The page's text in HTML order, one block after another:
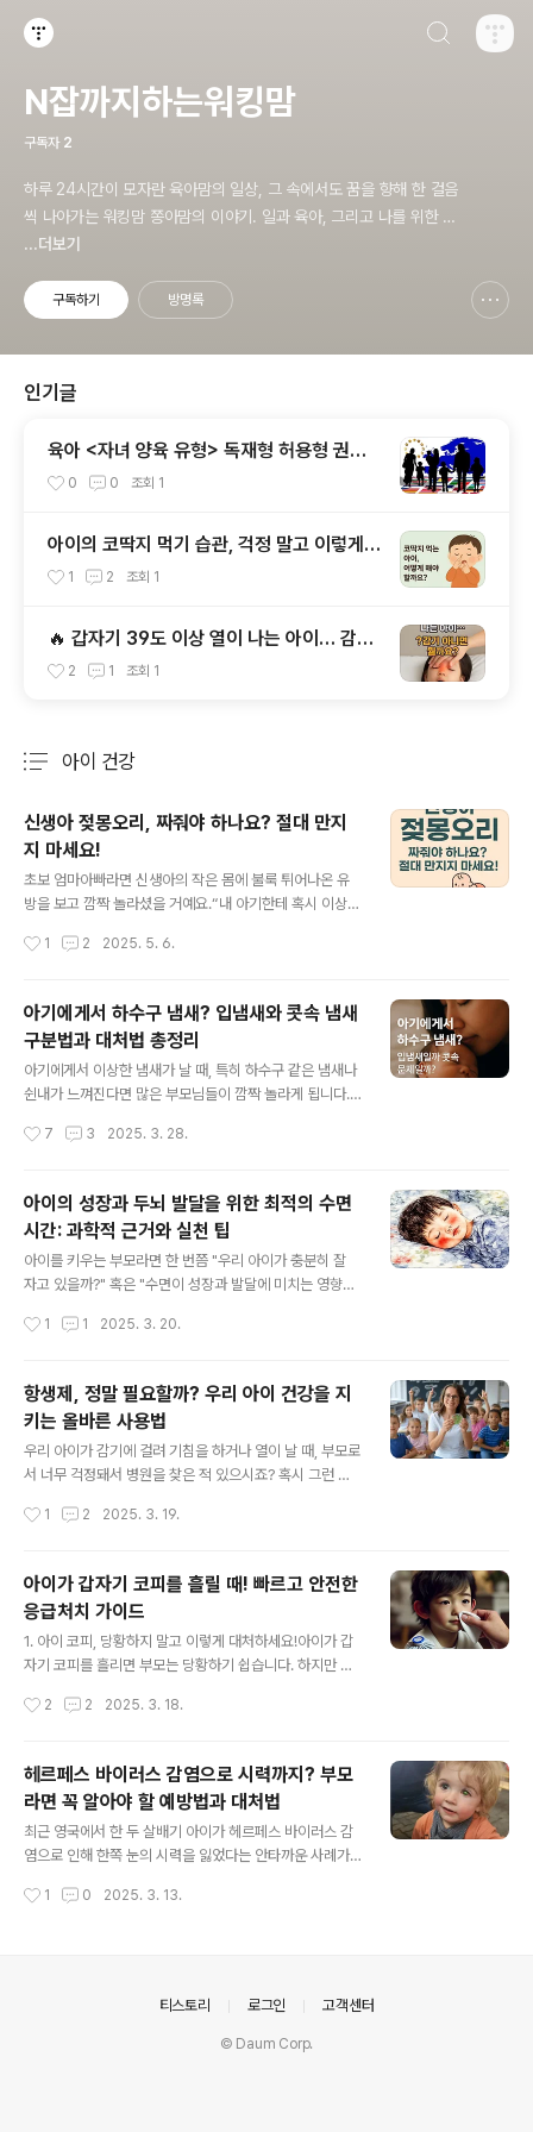
N잡까지하는워킹맘
구독자 2
하루 24시간이 모자란 육아맘의 일상, 그 속에서도 꿈을 향해 한 걸음
씩 나아가는 워킹맘 쫑아맘의 이야기. 일과 육아, 그리고 나를 위한 도
전까지—진짜 삶을 기록하는 공간입니다.
...더보기
구독하기 방명록
인기글
육아 <자녀 양육 유형> 독재형 허용형 권위
형 방임형 결론
0 0 조회 1
아이의 코딱지 먹기 습관, 걱정 말고 이렇게
대처하세요!
1 2 조회 1
🔥 갑자기 39도 이상 열이 나는 아이… 감기
아니면 뭘까요?
2 1 조회 1
아이 건강
신생아 젖몽오리, 짜줘야 하나요? 절대 만지
지 마세요!
초보 엄마아빠라면 신생아의 작은 몸에 불룩 튀어나온 유
방을 보고 깜짝 놀라셨을 거예요.“내 아기한테 혹시 이상이
지?”오늘은 많은 부모님들이 궁금해하는 ‘신생아 젖몽오리
오리는 정상인가요?결론부터 말하자면, 정상입니다.대부
분의 신생아에게 생후 1~2주 사이에 나타날 수 있는 일시
적인 생리 현상이에요.엄마 뱃속에 있을 때 **산모의 여성
호르몬(에스트로겐)**이 태반을 통해 아기에게 전달되는
데,출산 후 갑자기 호르몬 공급이 끊기면서 아기의 몸이 이
다.때로는 유두에서 하얀 분비물(초유처럼 보이는 액체)이
1 2 2025. 5. 6.
아기에게서 하수구 냄새? 입냄새와 콧속 냄새
구분법과 대처법 총정리
아기에게서 이상한 냄새가 날 때, 특히 하수구 같은 냄새나
쉰내가 느껴진다면 많은 부모님들이 깜짝 놀라게 됩니다.
갈릴 수 있어요. 이 글에서는 80일~100일 전후의 아기에
새별 원인과 상황별 대처법을 친절하고 체계적으로 정리해
드릴게요.▶ 아기 입냄새가 나는 경우: 원인과 확인법1. 젖
병 우유 찌꺼기와 백태수유 후 입 안에 남은 우유 잔여물이
혀나 잇몸에 남아 세균과 반응하면서 냄새를 유발할 수 있
어요. 특히 혀에 희끗한 백태가 두껍게 끼어 있다면 구취의
나, 비염으로 코가 막혀 입으로 호흡하는 경우 구강이 건조
7 3 2025. 3. 28.
아이의 성장과 두뇌 발달을 위한 최적의 수면
시간: 과학적 근거와 실천 팁
아이를 키우는 부모라면 한 번쯤 "우리 아이가 충분히 잘
자고 있을까?" 혹은 "수면이 성장과 발달에 미치는 영향은
은 단순한 휴식이 아니라 아이의 성장과 두뇌 발달에 중요
수면 시간, 그리고 수면의 질을 높이는 방법에 대해 과학적
으로 접근해 보겠습니다.1. 수면이 성장에 미치는 영향(1)
성장호르몬과 수면아이들은 자는 동안 성장호르몬을 왕성
하게 분비합니다. 성장호르몬은 깊은 수면(특히 Non-RE
M 수면 단계) 동안 가장 많이 분비되며, 뼈와 근육의 발달
르몬은 밤 10시에서 새벽 2시 사이에 가장 활발하게 분비
1 1 2025. 3. 20.
항생제, 정말 필요할까? 우리 아이 건강을 지
키는 올바른 사용법
우리 아이가 감기에 걸려 기침을 하거나 열이 날 때, 부모로
서 너무 걱정돼서 병원을 찾은 적 있으시죠? 혹시 그런 경
항생제를 먹여야 하지 않을까?' 하는 고민을 했던 적이 있
걸까요? 그런데 혹시 이 항생제가 정말 필요한 걸까요? 많
은 부모님들이 "항생제를 먹어야 빨리 낫는다"고 생각하시
지만, 사실 꼭 그렇지는 않습니다.최근 발표된 조사에 따르
면, 우리나라는 OECD 국가 중 항생제 사용량이 3위에 달
할 정도로 높은 편이며, 병원에서 불필요하게 항생제를 처
별한 항생제 사용이 우리 아이의 건강을 위협할 수 있다는
1 2 2025. 3. 19.
아이가 갑자기 코피를 흘릴 때! 빠르고 안전한
응급처치 가이드
1. 아이 코피, 당황하지 말고 이렇게 대처하세요!아이가 갑
자기 코피를 흘리면 부모는 당황하기 쉽습니다. 하지만 침
르게 멈출 수 있습니다. 1) 아이를 앉히고 고개를 약간 앞으
넘어가면 구역질이나 기침을 유발할 수 있습니다.2) 엄지
와 검지를 이용해 콧망울을 5~10분간 눌러주세요.코뼈가
아닌, 코끝의 부드러운 부분을 부드럽게 눌러야 합니다.아
이에게 입으로 천천히 숨 쉬도록 유도하세요.시간이 지나
도 코피가 멈추지 않으면 한 번 더 10분 정도 눌러주세요.
관이 수축되면서 출혈이 빠르게 멈출 수 있습니다.단, 얼음
2 2 2025. 3. 18.
헤르페스 바이러스 감염으로 시력까지? 부모
라면 꼭 알아야 할 예방법과 대처법
최근 영국에서 한 두 살배기 아이가 헤르페스 바이러스 감
염으로 인해 한쪽 눈의 시력을 잃었다는 안타까운 사례가
한 감기 바이러스처럼 생각하지만, 사실 신생아와 영유아
s.naver.com/article/030/0003292183 2살 아기,
기 아이가 헤르페스균에 감염돼 한쪽 눈의 시력을 상실한
1 0 2025. 3. 13.
티스토리 로그인 고객센터
© Daum Corp.